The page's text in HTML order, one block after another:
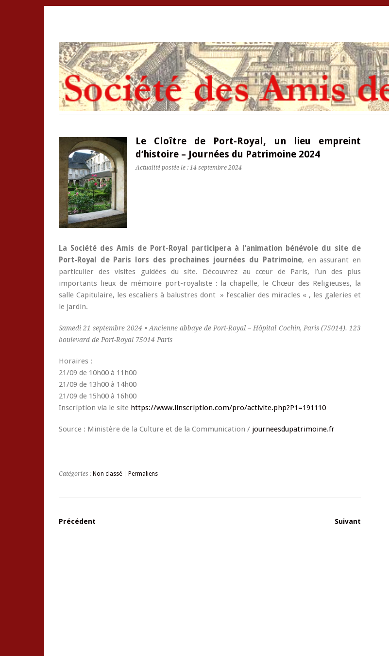
Le Cloître de Port-Royal, un lieu empreint
d’histoire – Journées du Patrimoine 2024
Actualité postée le : 14 septembre 2024
La Société des Amis de Port-Royal participera à l’animation bénévole du site de
Port-Royal de Paris lors des prochaines journées du Patrimoine, en assurant en
particulier des visites guidées du site. Découvrez au cœur de Paris, l’un des plus
importants lieux de mémoire port-royaliste : la chapelle, le Chœur des Religieuses, la
salle Capitulaire, les escaliers à balustres dont » l’escalier des miracles « , les galeries et
le jardin.
Samedi 21 septembre 2024 • Ancienne abbaye de Port-Royal – Hôpital Cochin, Paris (75014). 123
boulevard de Port-Royal 75014 Paris
Horaires :
21/09 de 10h00 à 11h00
21/09 de 13h00 à 14h00
21/09 de 15h00 à 16h00
Inscription via le site https://www.linscription.com/pro/activite.php?P1=191110
Source : Ministère de la Culture et de la Communication / journeesdupatrimoine.fr
Catégories : Non classé Permaliens
Précédent Suivant